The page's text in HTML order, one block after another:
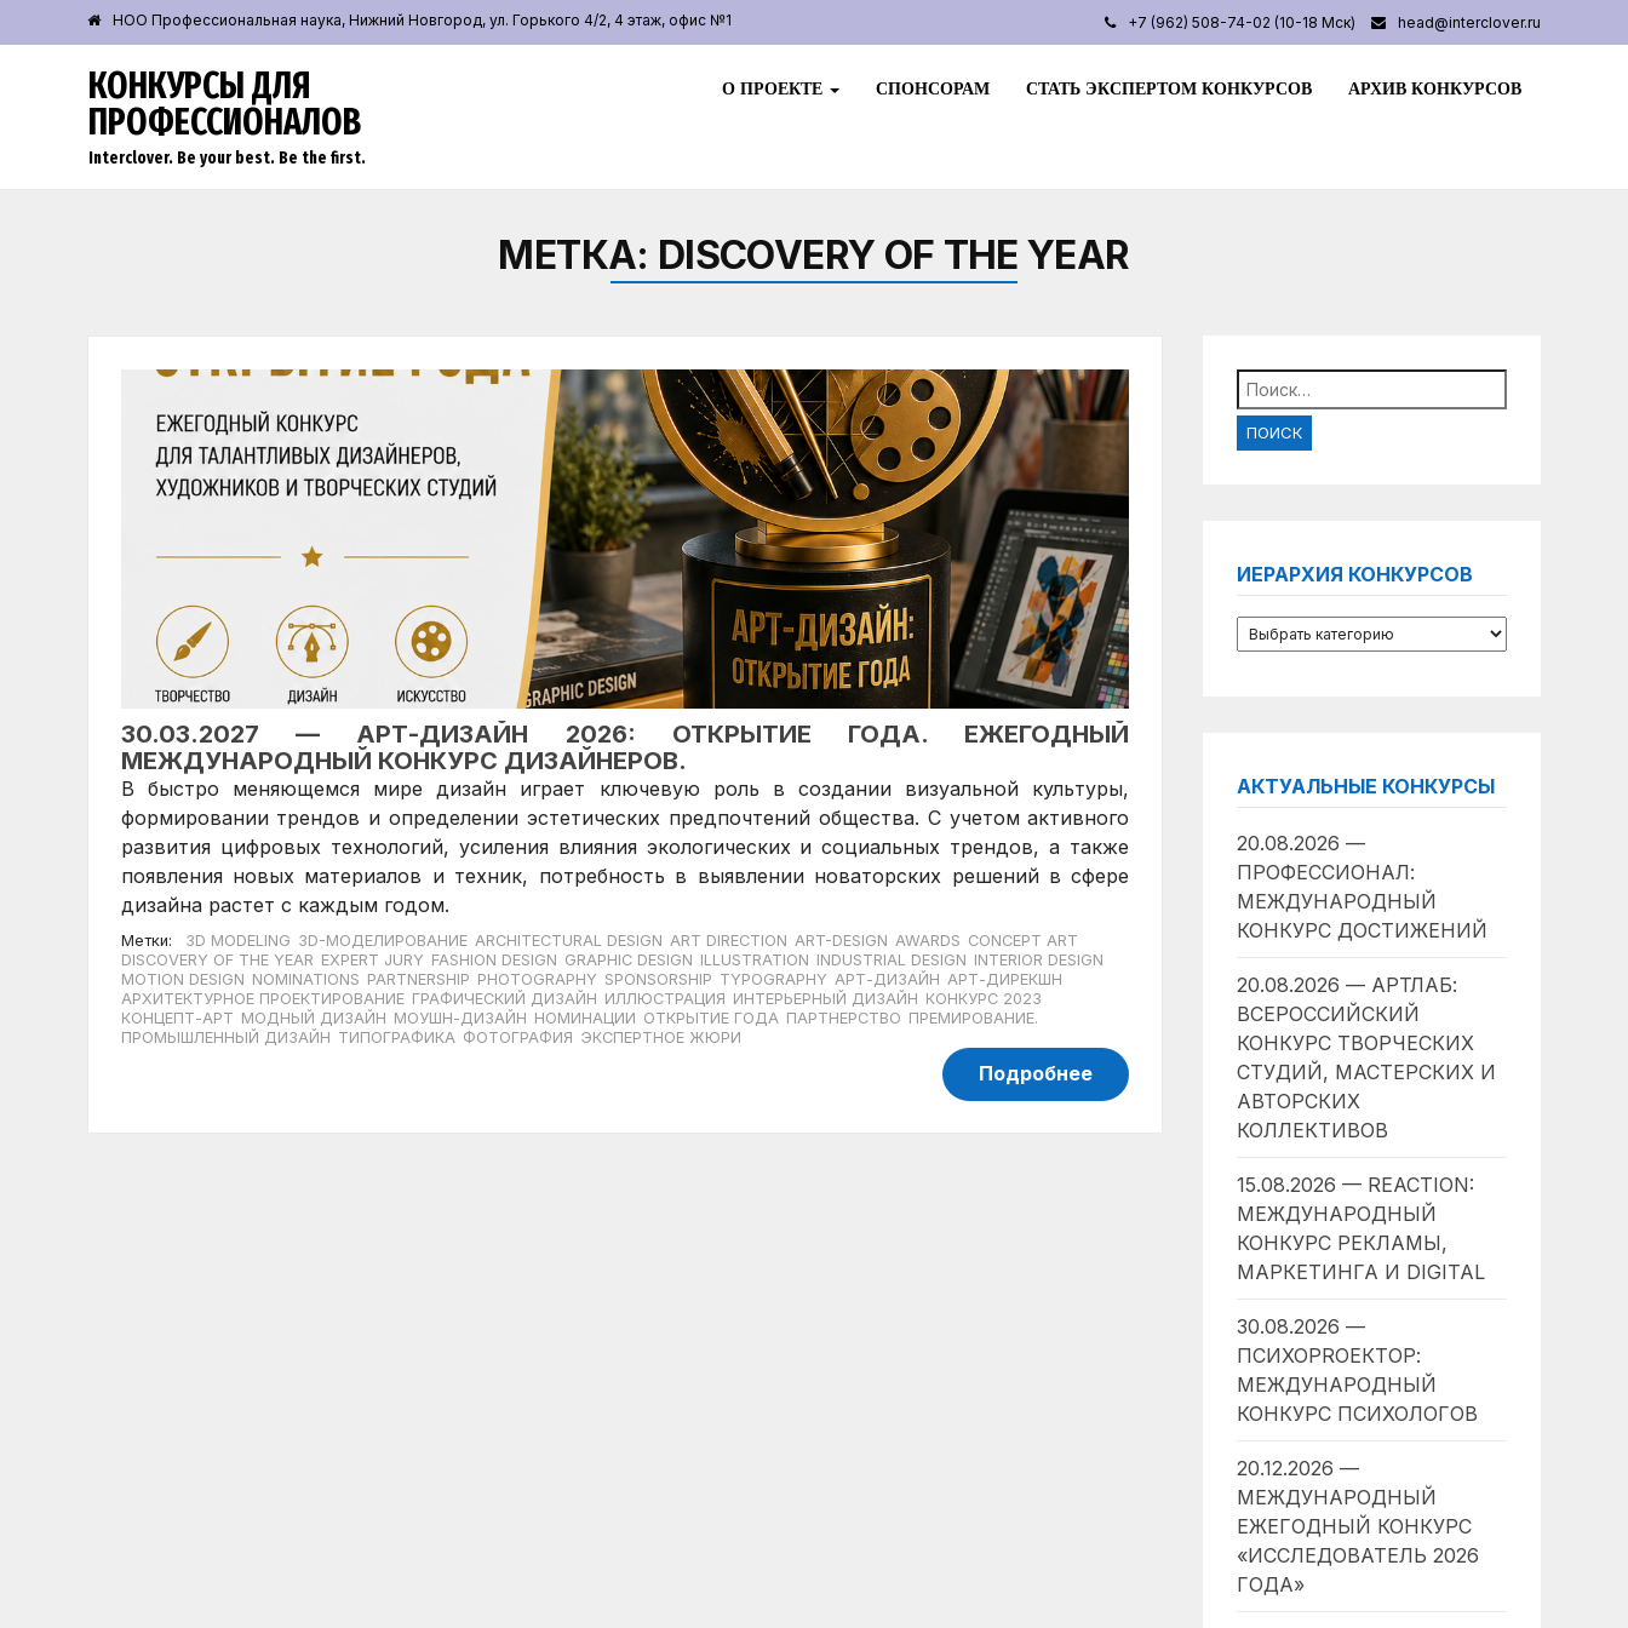
НОО Профессиональная наука, Нижний Новгород, ул. Горького 4/2, 4 этаж, офис №1 +7 (962) 508-74-02 (10-18 Мск) head@interclover.ru
КОНКУРСЫ ДЛЯ
ПРОФЕССИОНАЛОВ
Interclover. Be your best. Be the first.
О ПРОЕКТЕ СПОНСОРАМ СТАТЬ ЭКСПЕРТОМ КОНКУРСОВ АРХИВ КОНКУРСОВ
МЕТКА: DISCOVERY OF THE YEAR
30.03.2027 — АРТ-ДИЗАЙН 2026: ОТКРЫТИЕ ГОДА. ЕЖЕГОДНЫЙ
МЕЖДУНАРОДНЫЙ КОНКУРС ДИЗАЙНЕРОВ.
В быстро меняющемся мире дизайн играет ключевую роль в создании визуальной культуры,
формировании трендов и определении эстетических предпочтений общества. С учетом активного
развития цифровых технологий, усиления влияния экологических и социальных трендов, а также
появления новых материалов и техник, потребность в выявлении новаторских решений в сфере
дизайна растет с каждым годом.
Метки: 3D MODELING 3D-МОДЕЛИРОВАНИЕ ARCHITECTURAL DESIGN ART DIRECTION ART-DESIGN AWARDS CONCEPT ART
DISCOVERY OF THE YEAR EXPERT JURY FASHION DESIGN GRAPHIC DESIGN ILLUSTRATION INDUSTRIAL DESIGN INTERIOR DESIGN
MOTION DESIGN NOMINATIONS PARTNERSHIP PHOTOGRAPHY SPONSORSHIP TYPOGRAPHY АРТ-ДИЗАЙН АРТ-ДИРЕКШН
АРХИТЕКТУРНОЕ ПРОЕКТИРОВАНИЕ ГРАФИЧЕСКИЙ ДИЗАЙН ИЛЛЮСТРАЦИЯ ИНТЕРЬЕРНЫЙ ДИЗАЙН КОНКУРС 2023
КОНЦЕПТ-АРТ МОДНЫЙ ДИЗАЙН МОУШН-ДИЗАЙН НОМИНАЦИИ ОТКРЫТИЕ ГОДА ПАРТНЕРСТВО ПРЕМИРОВАНИЕ.
ПРОМЫШЛЕННЫЙ ДИЗАЙН ТИПОГРАФИКА ФОТОГРАФИЯ ЭКСПЕРТНОЕ ЖЮРИ
Подробнее
Найти:
ИЕРАРХИЯ КОНКУРСОВ
АКТУАЛЬНЫЕ КОНКУРСЫ
20.08.2026 —
ПРОФЕССИОНАЛ:
МЕЖДУНАРОДНЫЙ
КОНКУРС ДОСТИЖЕНИЙ
20.08.2026 — АРТЛАБ:
ВСЕРОССИЙСКИЙ
КОНКУРС ТВОРЧЕСКИХ
СТУДИЙ, МАСТЕРСКИХ И
АВТОРСКИХ
КОЛЛЕКТИВОВ
15.08.2026 — REACTION:
МЕЖДУНАРОДНЫЙ
КОНКУРС РЕКЛАМЫ,
МАРКЕТИНГА И DIGITAL
30.08.2026 —
ПСИХОPROЕКТОР:
МЕЖДУНАРОДНЫЙ
КОНКУРС ПСИХОЛОГОВ
20.12.2026 —
МЕЖДУНАРОДНЫЙ
ЕЖЕГОДНЫЙ КОНКУРС
«ИССЛЕДОВАТЕЛЬ 2026
ГОДА»